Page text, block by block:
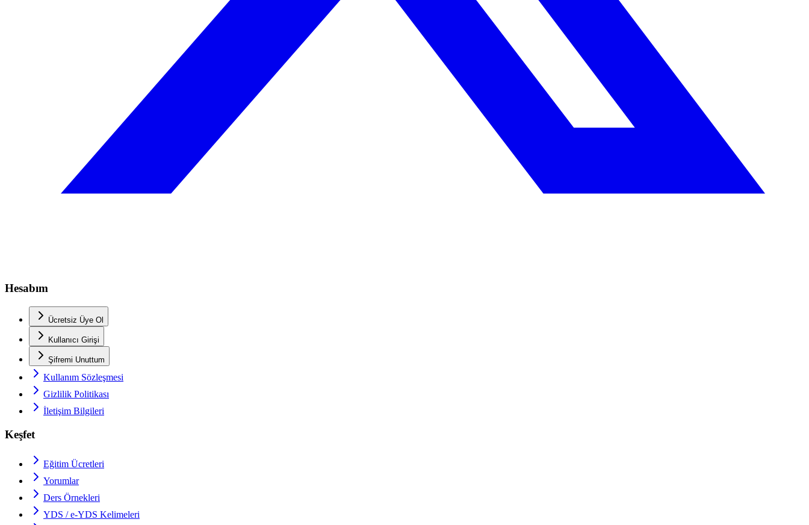
Hesabım
Ücretsiz Üye Ol
Kullanıcı Girişi
Şifremi Unuttum
Kullanım Sözleşmesi
Gizlilik Politikası
İletişim Bilgileri
Keşfet
Eğitim Ücretleri
Yorumlar
Ders Örnekleri
YDS / e-YDS Kelimeleri